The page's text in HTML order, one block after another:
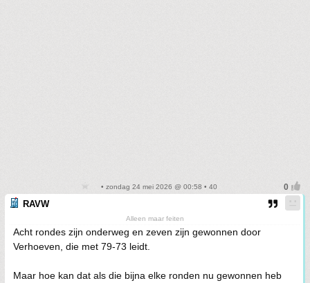
• zondag 24 mei 2026 @ 00:58 • 40
RAVW
Alleen maar feiten
Acht rondes zijn onderweg en zeven zijn gewonnen door
Verhoeven, die met 79-73 leidt.
Maar hoe kan dat als die bijna elke ronden nu gewonnen heb